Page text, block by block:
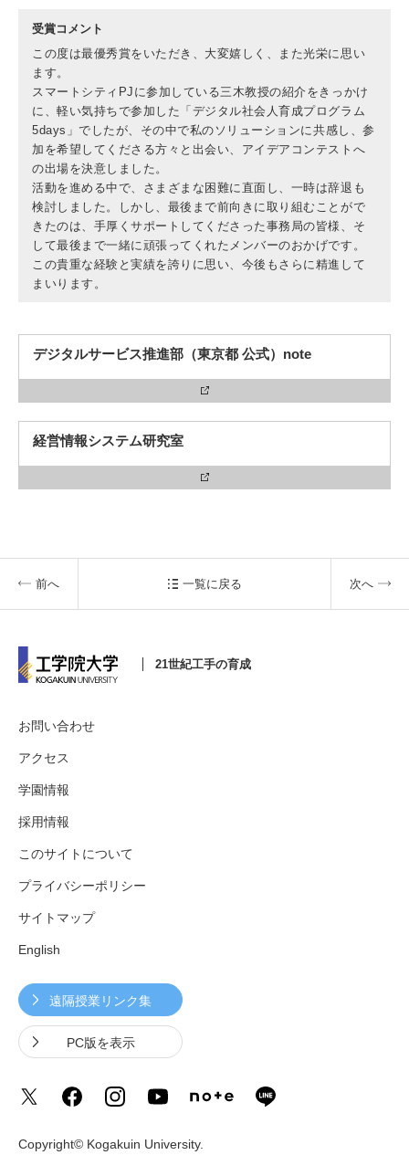
3. #KUTE VOICE エンジニアリーダーたちの声
4. 航空理工学専攻特設サイト
5. 遠隔授業リンク集
6. 寄付・ご支援
受賞コメント
この度は最優秀賞をいただき、大変嬉しく、また光栄に思い
ます。
スマートシティPJに参加している三木教授の紹介をきっかけ
に、軽い気持ちで参加した「デジタル社会人育成プログラム
5days」でしたが、その中で私のソリューションに共感し、参
加を希望してくださる方々と出会い、アイデアコンテストへ
の出場を決意しました。
活動を進める中で、さまざまな困難に直面し、一時は辞退も
検討しました。しかし、最後まで前向きに取り組むことがで
きたのは、手厚くサポートしてくださった事務局の皆様、そ
して最後まで一緒に頑張ってくれたメンバーのおかげです。
この貴重な経験と実績を誇りに思い、今後もさらに精進して
まいります。
デジタルサービス推進部（東京都 公式）note
経営情報システム研究室
前へ 一覧に戻る 次へ
21世紀工手の育成
お問い合わせ
アクセス
学園情報
採用情報
このサイトについて
プライバシーポリシー
サイトマップ
English
遠隔授業リンク集
PC版を表示
Copyright© Kogakuin University.